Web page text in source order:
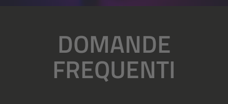
DOMANDE
FREQUENTI